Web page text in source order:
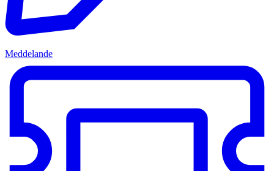
Meddelande